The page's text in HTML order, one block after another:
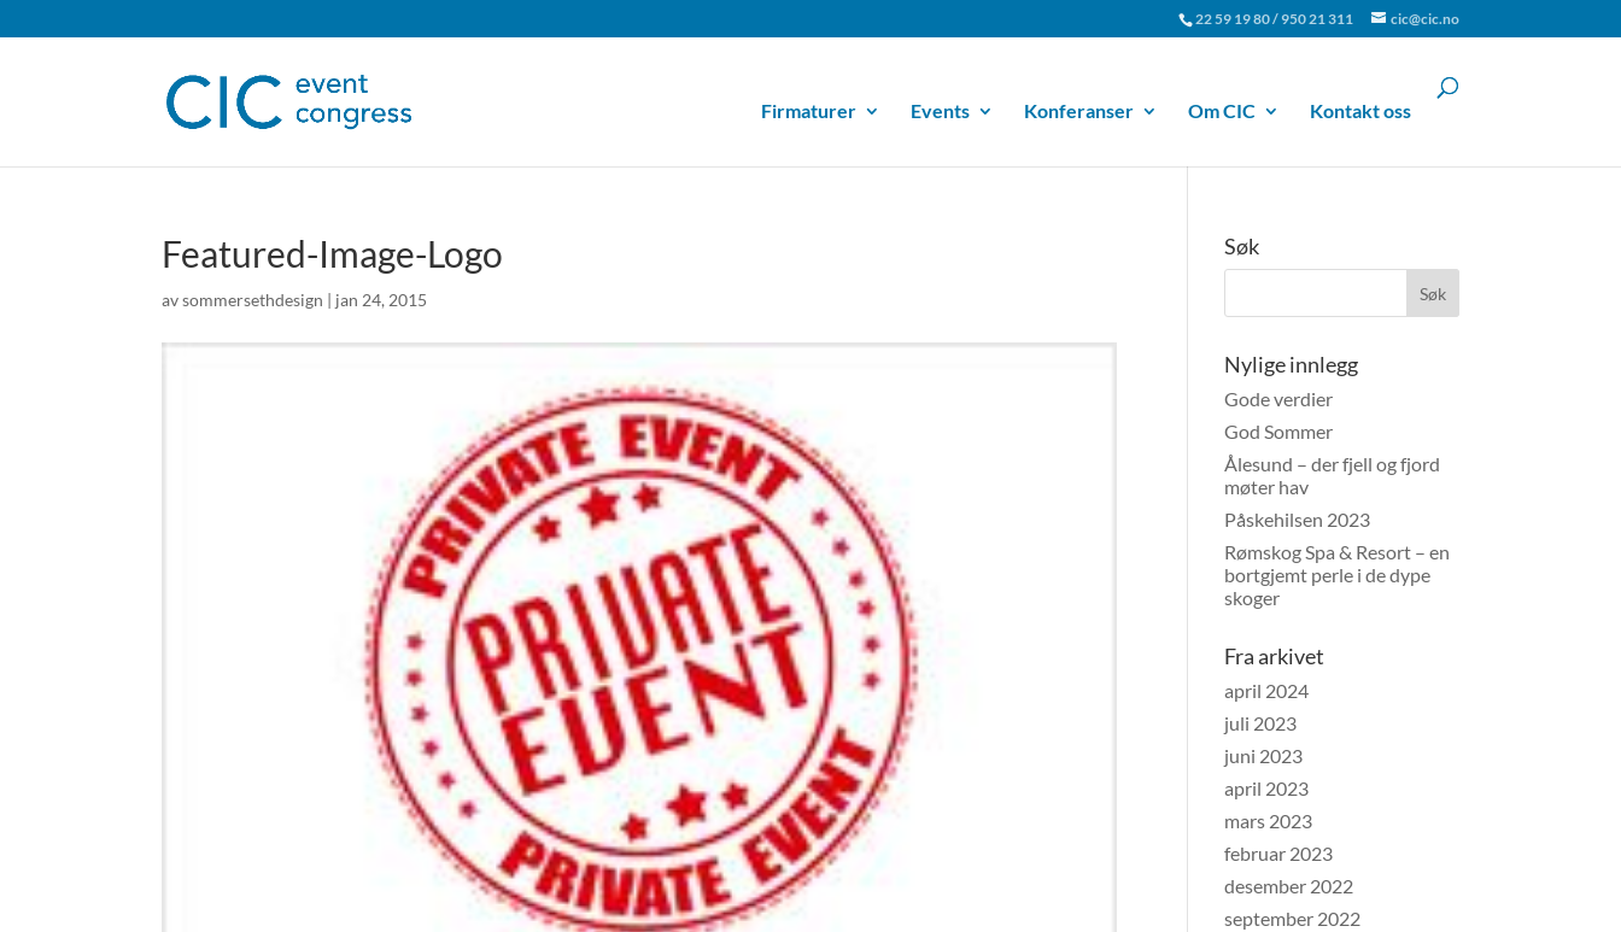
22 59 19 80 / 950 21 311 cic@cic.no
Firmaturer Events Konferanser Om CIC Kontakt oss
Featured-Image-Logo
avsommersethdesign | jan 24, 2015
Søk
Nylige innlegg
Gode verdier
God Sommer
Ålesund – der fjell og fjord
møter hav
Påskehilsen 2023
Rømskog Spa & Resort – en
bortgjemt perle i de dype
skoger
Fra arkivet
april 2024
juli 2023
juni 2023
april 2023
mars 2023
februar 2023
desember 2022
september 2022